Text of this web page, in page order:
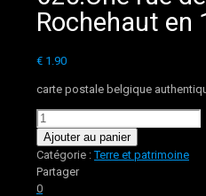
Rochehaut en
€ 1.90
carte postale belgique
quantité
de
625.Une
rue
de
Ajouter au panier
Catégorie :Terre et patrimoine
Partager
0